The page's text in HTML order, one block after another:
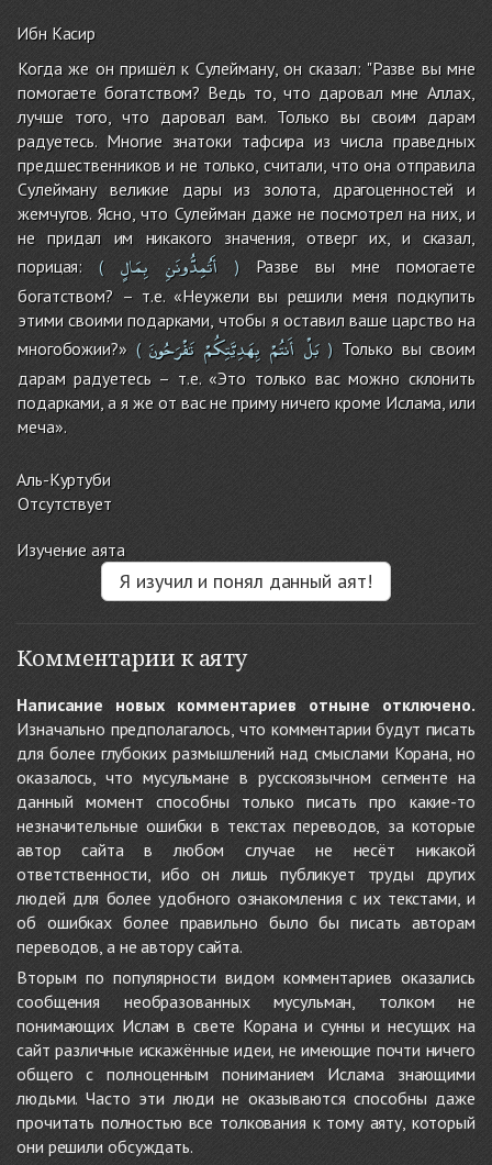
Ибн Касир
Когда же он пришёл к Сулейману, он сказал: "Разве вы мне
помогаете богатством? Ведь то, что даровал мне Аллах,
лучше того, что даровал вам. Только вы своим дарам
радуетесь. Многие знатоки тафсира из числа праведных
предшественников и не только, считали, что она отправила
Сулейману великие дары из золота, драгоценностей и
жемчугов. Ясно, что Сулейман даже не посмотрел на них, и
не придал им никакого значения, отверг их, и сказал,
порицая: ( أَتُمِدُّونَنِ بِمَالٍ )Разве вы мне помогаете
богатством? – т.е. «Неужели вы решили меня подкупить
этими своими подарками, чтобы я оставил ваше царство на
многобожии?»( بَلْ أَنتُمْ بِهَدِيَّتِكُمْ تَفْرَحُونَ )Только вы своим
дарам радуетесь – т.е. «Это только вас можно склонить
подарками, а я же от вас не приму ничего кроме Ислама, или
меча».
Аль-Куртуби
Отсутствует
Изучение аята
Я изучил и понял данный аят!
Комментарии к аяту
Написание новых комментариев отныне отключено.
Изначально предполагалось, что комментарии будут писать
для более глубоких размышлений над смыслами Корана, но
оказалось, что мусульмане в русскоязычном сегменте на
данный момент способны только писать про какие-то
незначительные ошибки в текстах переводов, за которые
автор сайта в любом случае не несёт никакой
ответственности, ибо он лишь публикует труды других
людей для более удобного ознакомления с их текстами, и
об ошибках более правильно было бы писать авторам
переводов, а не автору сайта.
Вторым по популярности видом комментариев оказались
сообщения необразованных мусульман, толком не
понимающих Ислам в свете Корана и сунны и несущих на
сайт различные искажённые идеи, не имеющие почти ничего
общего с полноценным пониманием Ислама знающими
людьми. Часто эти люди не оказываются способны даже
прочитать полностью все толкования к тому аяту, который
они решили обсуждать.